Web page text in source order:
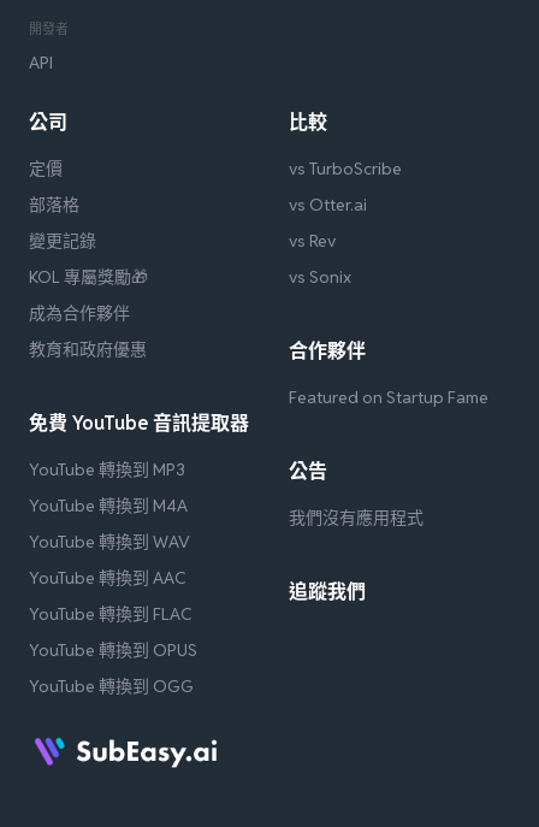
開發者
API
公司
定價
部落格
變更記錄
KOL 專屬獎勵🎁
成為合作夥伴
教育和政府優惠
免費 YouTube 音訊提取器
YouTube 轉換到 MP3
YouTube 轉換到 M4A
YouTube 轉換到 WAV
YouTube 轉換到 AAC
YouTube 轉換到 FLAC
YouTube 轉換到 OPUS
YouTube 轉換到 OGG
比較
vs TurboScribe
vs Otter.ai
vs Rev
vs Sonix
合作夥伴
Featured on Startup Fame
公告
我們沒有應用程式
追蹤我們